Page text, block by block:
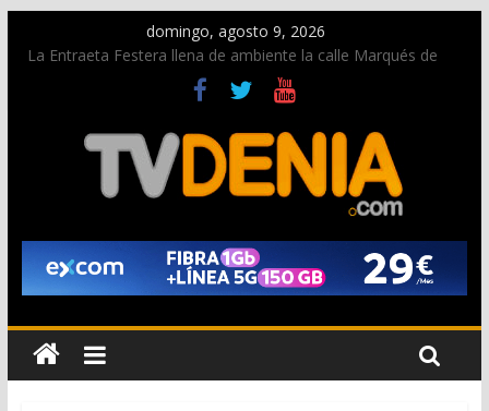
domingo, agosto 9, 2026
La Entraeta Festera llena de ambiente la calle Marqués de
Campo con la recepción a la Capitanía Cristiana
Dos personas fallecen en un grave accidente en la N-332
entre Benissa y Calp
Una nueva oportunidad para donar sangre en Cruz Roja
El bando moro protagonista en la Segunda Entraeta Festera
Paco Adsuar dona al Arxiu de Dénia más de 50.000 imágenes
de la memoria visual de la ciudad